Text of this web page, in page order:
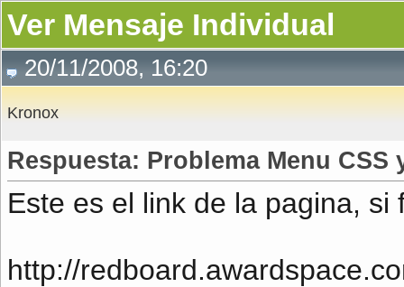
Ver Mensaje Individual
20/11/2008, 16:20
Kronox
Respuesta: Problema Menu CSS
Este es el link de la pagina, si
http://